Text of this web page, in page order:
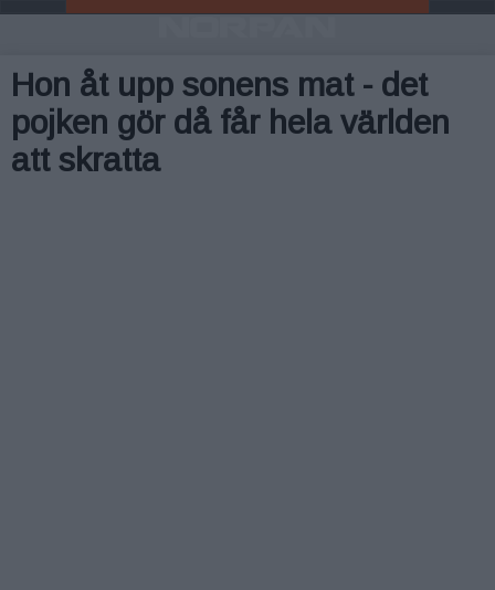
Hon åt upp sonens mat - det
pojken gör då får hela världen
att skratta